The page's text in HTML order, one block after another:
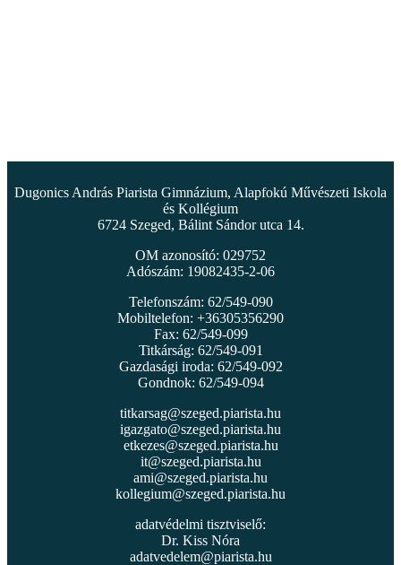
Dugonics András Piarista Gimnázium, Alapfokú Művészeti Iskola
és Kollégium
6724 Szeged, Bálint Sándor utca 14.
OM azonosító: 029752
Adószám: 19082435-2-06
Telefonszám: 62/549-090
Mobiltelefon: +36305356290
Fax: 62/549-099
Titkárság: 62/549-091
Gazdasági iroda: 62/549-092
Gondnok: 62/549-094
titkarsag@szeged.piarista.hu
igazgato@szeged.piarista.hu
etkezes@szeged.piarista.hu
it@szeged.piarista.hu
ami@szeged.piarista.hu
kollegium@szeged.piarista.hu
adatvédelmi tisztviselő:
Dr. Kiss Nóra
adatvedelem@piarista.hu